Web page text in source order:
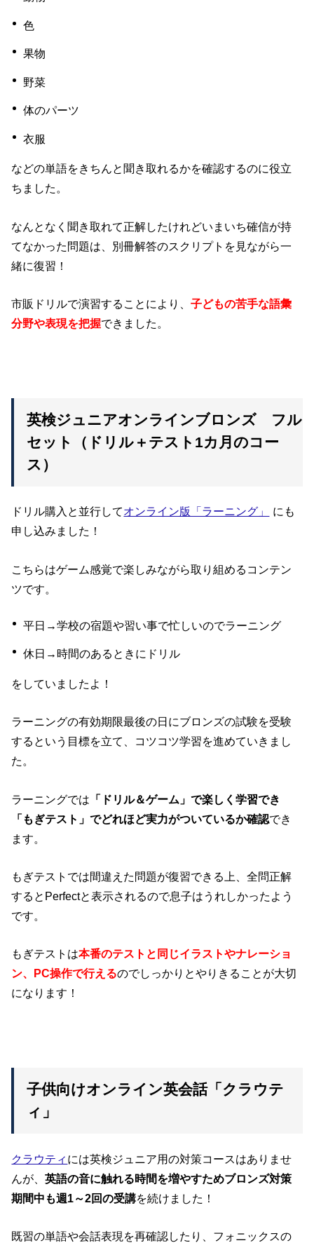
色
果物
野菜
体のパーツ
衣服
などの単語をきちんと聞き取れるかを確認するのに役立
ちました。
なんとなく聞き取れて正解したけれどいまいち確信が持
てなかった問題は、別冊解答のスクリプトを見ながら一
緒に復習！
市販ドリルで演習することにより、子どもの苦手な語彙
分野や表現を把握できました。
英検ジュニアオンラインブロンズ フル
セット（ドリル＋テスト1カ月のコー
ス）
ドリル購入と並行してオンライン版「ラーニング」
にも
申し込みました！
こちらはゲーム感覚で楽しみながら取り組めるコンテン
ツです。
平日→学校の宿題や習い事で忙しいのでラーニング
休日→時間のあるときにドリル
をしていましたよ！
ラーニングの有効期限最後の日にブロンズの試験を受験
するという目標を立て、コツコツ学習を進めていきまし
た。
ラーニングでは 「ドリル＆ゲーム」で楽しく学習でき
「もぎテスト」でどれほど実力がついているか確認でき
ます。
もぎテストでは間違えた問題が復習できる上、全問正解
するとPerfectと表示されるので息子はうれしかったよう
です。
もぎテストは本番のテストと同じイラストやナレーショ
ン、PC操作で行えるのでしっかりとやりきることが大切
になります！
子供向けオンライン英会話「クラウテ
ィ」
クラウティ には英検ジュニア用の対策コースはありませ
んが、英語の音に触れる時間を増やすためブロンズ対策
期間中も週1～2回の受講を続けました！
既習の単語や会話表現を再確認したり、フォニックスの